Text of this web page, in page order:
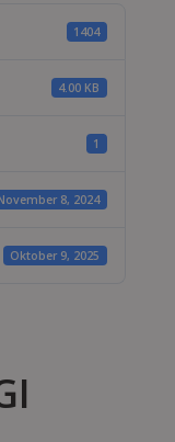
1404
4.00 KB
1
8, 2024
Oktober 9, 2025